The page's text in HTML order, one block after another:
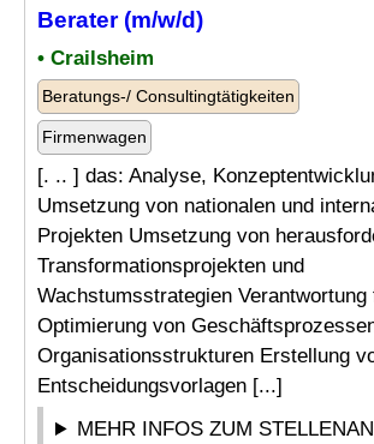
Berater (m/w/d)
• Crailsheim
Beratungs-/ Consultingtätigkeiten
Firmenwagen
[. .. ] das: Analyse,
Umsetzung von nationalen und
Projekten Umsetzung von
Transformationsprojekten und
Wachstumsstrategien Verantwortung
Optimierung von
Organisationsstrukturen Erstellung
Entscheidungsvorlagen [...]
MEHR INFOS ZUM